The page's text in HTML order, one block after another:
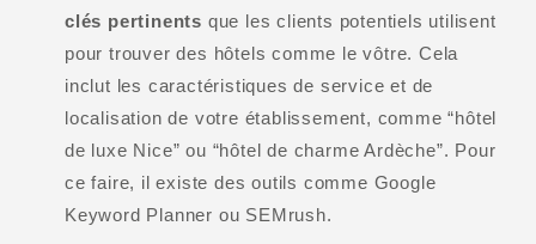
clés pertinents que les clients potentiels utilisent
pour trouver des hôtels comme le vôtre. Cela
inclut les caractéristiques de service et de
localisation de votre établissement, comme “hôtel
de luxe Nice” ou “hôtel de charme Ardèche”. Pour
ce faire, il existe des outils comme Google
Keyword Planner ou SEMrush.